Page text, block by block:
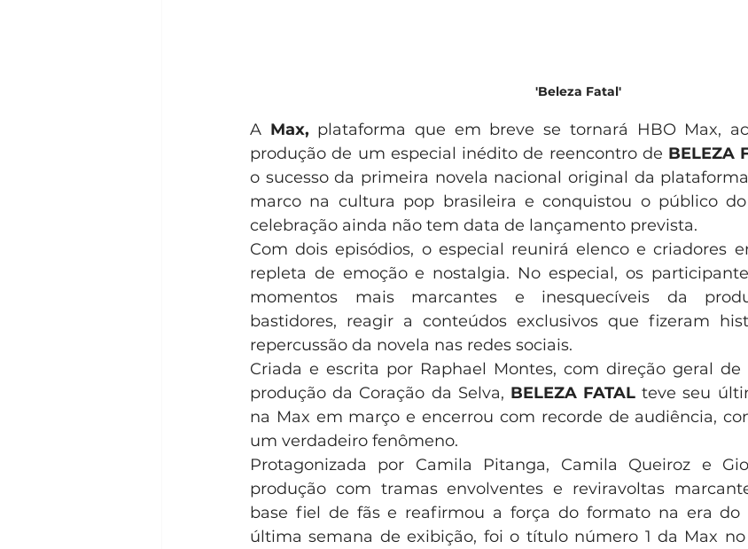
'Beleza Fatal'
A Max, plataforma que em breve se tornará HBO Max,
produção de um especial inédito de reencontro de BELEZA
o sucesso da primeira novela nacional original da
marco na cultura pop brasileira e conquistou o público
celebração ainda não tem data de lançamento prevista.
Com dois episódios, o especial reunirá elenco e criadores
repleta de emoção e nostalgia. No especial, os
momentos mais marcantes e inesquecíveis da
bastidores, reagir a conteúdos exclusivos que fizeram
repercussão da novela nas redes sociais.
Criada e escrita por Raphael Montes, com direção geral
produção da Coração da Selva, BELEZA FATAL teve seu
na Max em março e encerrou com recorde de audiência,
um verdadeiro fenômeno.
Protagonizada por Camila Pitanga, Camila Queiroz e
produção com tramas envolventes e reviravoltas
base fiel de fãs e reafirmou a força do formato na era do
última semana de exibição, foi o título número 1 da Max